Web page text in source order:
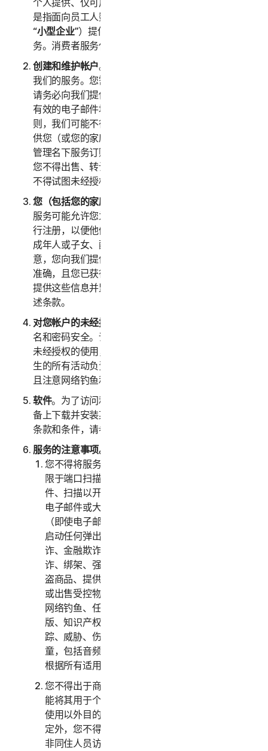
个人提供、仅可用于家庭用途的任何服务。“
是指面向员工人数不超过五十 (50) 人的企业（以下称
“小型企业”）提供、仅可内部用于商业用途的任何服
务。消费者服务仅适用于消费者，不适用于小型企业。
创建和维护帐户。您必须年满 18 周岁才能访问和使用
我们的服务。您需要创建一个帐户来访问和使用服务。
请务必向我们提供准确、完整且最新的帐户信息（包括
有效的电子邮件地址），并且及时更新此类信息。否
则，我们可能不得不暂停或终止您的帐户。您的帐户仅
供您（或您的家庭成员或企业，视具体服务而定）用于
管理名下服务订购，不得由其他第三方用于任何目的。
您不得出售、转让或允许其他人使用您的帐户凭据。您
不得试图未经授权访问其他用户的帐户。
您（包括您的家庭或小型企业）的信息的准确性。
服务可能允许您为家庭成员/小型企业员工或其设备进
行注册，以便他们使用服务。如果您为父母或长辈、未
成年人或子女、配偶或伴侣、员工进行注册，则您同
意，您向我们提供的关于您本人或上述人员的信息真实
准确，且您已获得上述人员正式授权以代表他们向我们
提供这些信息并监控他们的帐户。您还代表他们同意上
述条款。
对您帐户的未经授权访问
名和密码安全。请勿与他人共享此信息，一旦发现任何
未经授权的使用，请立即通知我们。您应对您帐户下发
生的所有活动负责。我们鼓励您确保您的在线安全，并
且注意网络钓鱼和第三方在线获取您信息的其他方式。
软件。为了访问和使用某些服务，可能需要您在注册设
备上下载并安装某些软件。关于适用于此类软件使用的
条款和条件，请参阅“第四部分 - 软件授权许可条款”。
服务的注意事项。
您不得将服务用于任何非法或欺诈目的，包括但不
限于端口扫描、发送垃圾邮件、发送许可式电子邮
件、扫描以开启中继或开启代理、发送未经请求的
电子邮件或大量发送的任何版本或类型的电子邮件
（即使电子邮件是通过第三方服务器进行路由）、
启动任何弹出窗口、使用被盗信用卡、信用卡欺
诈、金融欺诈、加密货币欺诈、伪装、勒索、敲
诈、绑架、强奸、谋杀、出售被盗信用卡、出售被
盗商品、提供或出售违禁、军事和两用商品、提供
或出售受控物质、身份盗用、黑客入侵、域欺骗、
网络钓鱼、任何形式或规模的数据采集、数字盗
版、知识产权侵权和其他类似活动，或骚扰、跟
踪、威胁、伤害或监控他人，或以任何方式剥削儿
童，包括音频、视频、摄影、数字内容等。您同意
根据所有适用的法律和法规使用服务。
您不得出于商业目的使用或访问消费者服务，而只
能将其用于个人或家庭用途。您不得出于企业内部
使用以外目的使用或访问企业服务。除下文另有规
定外，您不得让您的家庭成员、非家庭成员或其他
非同住人员访问、使用或共享消费者服务，亦不得